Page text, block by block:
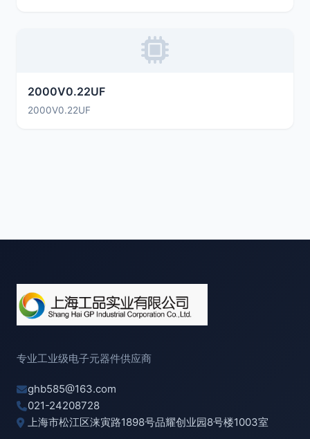
2000V0.22UF
2000V0.22UF
专业工业级电子元器件供应商
ghb585@163.com
021-24208728
上海市松江区涞寅路1898号品耀创业园8号楼1003室